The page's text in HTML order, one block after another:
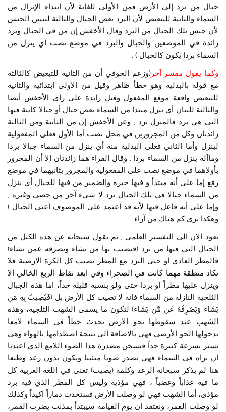
جبال من برد إلى الأرض فمن الأولى للغاية لأن ابتداء الإنزال من
السماء والثانية للتبعيض لأن البرد بعض الجبال والثالثة لتبيين الجنس
لأن جنس تلك الجبال من البرد وقال الأخفش إن من في الجبال وبرد
زائدة في الموضعين والجبال والبرد في موضع نصب أي ينزل من
السماء بردا يكون كالجبال ) .
وكما يقول مفسر آخر(وزعم الحوفي أن من الثانية للتبعيض كالثالثة
مع قوله بالبدلية وهو خطأ ظاهر وقيل من الأولى ابتدائية والثانية
للتبعيض واقعة موقع المفعول وقيل زائدة على رأي الأخفش أيضا
والثالثة للبيان أي ينزل مبتدأ من السماء بعض جبال أو جبالا كائنة فيها
التي هي برد فالمنزل برد , وعن الأخفش إن من الثانية ومن الثالثة
زائدتان وكل من المجرورين في محل نصب أما الأول فعلى المفعولية
لينزل وأما الثاني فعلى البدلية منه أي ينزل من السماء جبالا بردا
وماآله ينزل من السماء بردا , وقال الفراء هما زائدتان إلا أن المجرور
بأولاهما في موضع نصب على المفعولية والمجرور بثانيهما في موضع
رفع إما على أنه مبتدأ و فيها خبره والضمير من فيها للجبال أي ينزل
من السماء جبالا في تلك الجبال برد لا شيء آخر من حصى وغيره ,
وإما على أنه فاعل فيها لأنه قد اعتمد على الموصوف أعني الجبال )
وهكذا ترى كم هناك من آراء .
نعود الان الى التفسير العلمي , ثم يقول سبحانه عن هذه الكتل من
الجبال التي فيها من برد (فيصيب بها من يشاء ويصرفه عمن يشاء)
فالمطر العادي او حتى البرد مع المطر يصيب كل الكرة الارضية فلا
تكاد منطقة مهما كانت في الصحراء وفي ابعد نقاط الربع الخالي الا
وينزل عليها مطراً او بردا حتى ولو بنسبة قليلة جداً، اما هذه الجبال
الثلجية النازلة من السماء فانه لا تصيب كل الأرض بل (فَيُصِيبُ بِهِ مَن
يَشَاء وَيَصْرِفُهُ عَن مَّن يَشَاء) لتكون ما يسمى الشهب الثلجية، وهذه
الشهب عند سقوطها نحو الارض تحدث خطاً في السماء لامعا
بدخولها الجو الأرضي فهي بالاضافة الى نتيجة اصطدامها بالهواء وهى
تسير بسرعة كبيرة جداً فتسخن مصدرة هذا الضوء اللامع الذي اعتدنا
ان نراه في السماء فهي تصدر ضوئا متئينا ويكون بدون رعد وطبعا
هنا لم يذكر سبحانه الرعد وكلمة (يصيب) تعنى في اللغة العربية كل
ما فيه عذاباً وغضباً ، فهي مؤذية وليس كل المطر الذي فيه برد
مؤذى، أما الشهب فهي لو وصلت الأرض فستحدث دماراً اكيداً وكذلك
لو وصلت القمر، ونعتقد ان يوم القيامة سيبتدأ بمذنب يضرب القمر،